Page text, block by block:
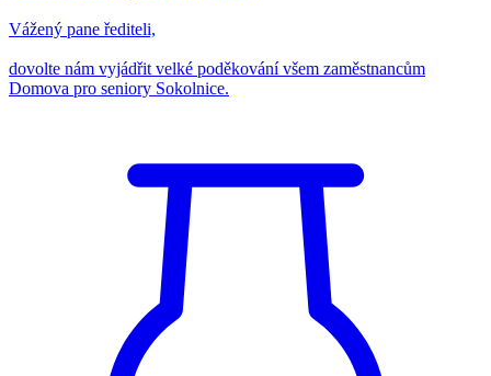
Vážený pane řediteli,
dovolte nám vyjádřit velké poděkování všem zaměstnancům
Domova pro seniory Sokolnice.